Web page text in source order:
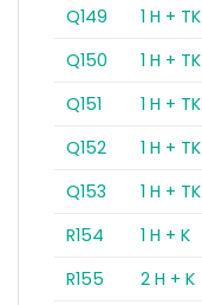
Q149
1 H + TK
Q150
1 H + TK
Q151
1 H + TK
Q152
1 H + TK
Q153
1 H + TK
R154
1 H + K
R155
2 H + K